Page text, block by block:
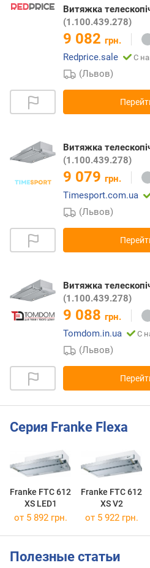
Витяжка
(1.100.439.278)
9 082 грн.
Redprice.sale
С
(Львов)
Витяжка
(1.100.439.278)
9 079 грн.
Timesport.com.ua
(Львов)
Витяжка
(1.100.439.278)
9 088 грн.
Tomdom.in.ua
С
(Львов)
Серия Franke Flexa
Franke FTC 612
XS LED1
Franke FTC 612
XS V2
от 5 892 грн. от 5 922 грн.
Полезные статьи